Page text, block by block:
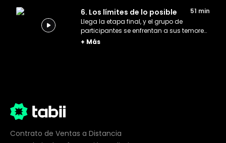
6. Los límites de lo posible
51 min
Llega la etapa final, y el grupo de
participantes se enfrentan a sus temores
y al hambre en una última vuelta que los
+ Más
Contrato de Ventas a Distancia